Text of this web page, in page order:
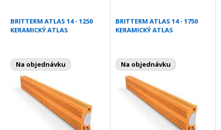
BRITTERM ATLAS 14 - 1250
KERAMICKÝ ATLAS
Na objednávku
BRITTERM ATLAS 14 - 1750
KERAMICKÝ ATLAS
Na objednávku